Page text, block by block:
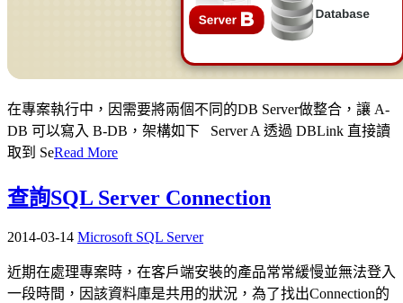
在專案執行中，因需要將兩個不同的DB Server做整合，讓 A-
DB 可以寫入 B-DB，架構如下 Server A 透過 DBLink 直接讀
取到 SeRead More
查詢SQL Server Connection
2014-03-14 Microsoft SQL Server
近期在處理專案時，在客戶端安裝的產品常常緩慢並無法登入
一段時間，因該資料庫是共用的狀況，為了找出Connection的